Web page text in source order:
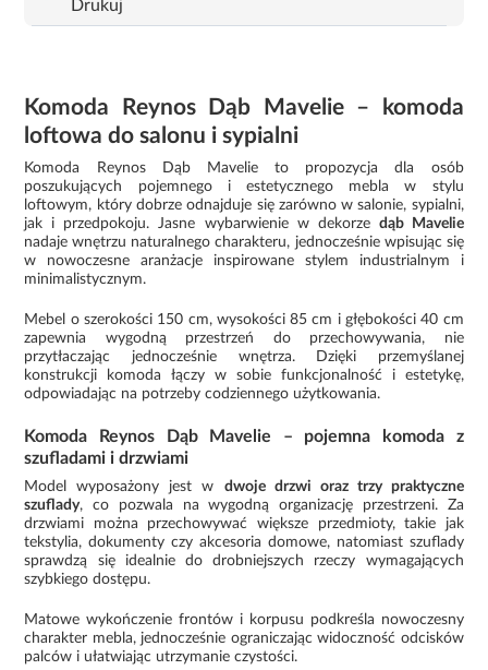
Drukuj
Komoda Reynos Dąb Mavelie – komoda
loftowa do salonu i sypialni
Komoda Reynos Dąb Mavelie to propozycja dla osób
poszukujących pojemnego i estetycznego mebla w stylu
loftowym, który dobrze odnajduje się zarówno w salonie, sypialni,
jak i przedpokoju. Jasne wybarwienie w dekorze dąb Mavelie
nadaje wnętrzu naturalnego charakteru, jednocześnie wpisując się
w nowoczesne aranżacje inspirowane stylem industrialnym i
minimalistycznym.
Mebel o szerokości 150 cm, wysokości 85 cm i głębokości 40 cm
zapewnia wygodną przestrzeń do przechowywania, nie
przytłaczając jednocześnie wnętrza. Dzięki przemyślanej
konstrukcji komoda łączy w sobie funkcjonalność i estetykę,
odpowiadając na potrzeby codziennego użytkowania.
Komoda Reynos Dąb Mavelie – pojemna komoda z
szufladami i drzwiami
Model wyposażony jest w dwoje drzwi oraz trzy praktyczne
szuflady, co pozwala na wygodną organizację przestrzeni. Za
drzwiami można przechowywać większe przedmioty, takie jak
tekstylia, dokumenty czy akcesoria domowe, natomiast szuflady
sprawdzą się idealnie do drobniejszych rzeczy wymagających
szybkiego dostępu.
Matowe wykończenie frontów i korpusu podkreśla nowoczesny
charakter mebla, jednocześnie ograniczając widoczność odcisków
palców i ułatwiając utrzymanie czystości.